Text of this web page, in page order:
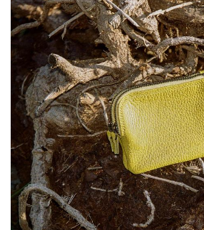
MONEY CASE
DOUBLE AUS
GELBEM
STRUKTURIERTEM
LEDER